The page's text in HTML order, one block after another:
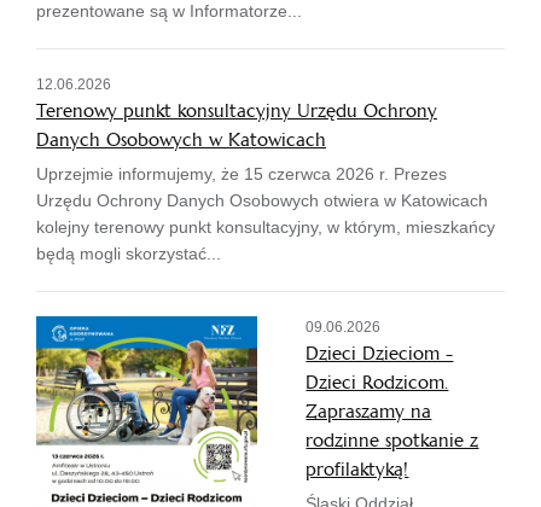
prezentowane są w Informatorze...
12.06.2026
Terenowy punkt konsultacyjny Urzędu Ochrony
Danych Osobowych w Katowicach
Uprzejmie informujemy, że 15 czerwca 2026 r. Prezes
Urzędu Ochrony Danych Osobowych otwiera w Katowicach
kolejny terenowy punkt konsultacyjny, w którym, mieszkańcy
będą mogli skorzystać...
09.06.2026
Dzieci Dzieciom -
Dzieci Rodzicom.
Zapraszamy na
rodzinne spotkanie z
profilaktyką!